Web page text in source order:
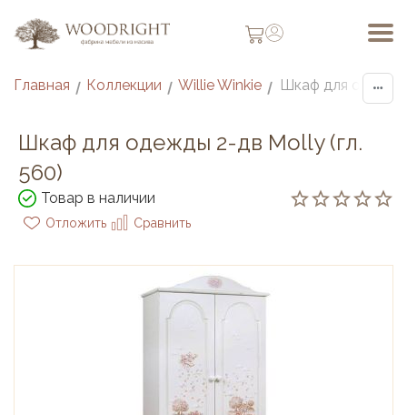
Главная / Коллекции / Willie Winkie / Шкаф для
Шкаф для одежды 2-дв Molly (гл.
560)
Товар в наличии
Отложить Сравнить